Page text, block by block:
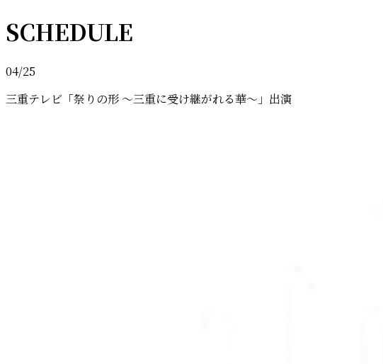
SCHEDULE
04/25
三重テレビ「祭りの形 ～三重に受け継がれる華～」出演